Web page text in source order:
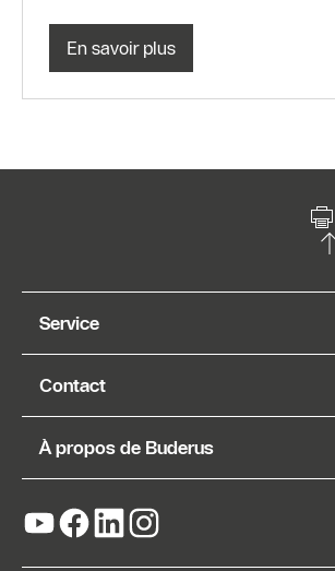
En savoir plus
Service
Contact
À propos de Buderus